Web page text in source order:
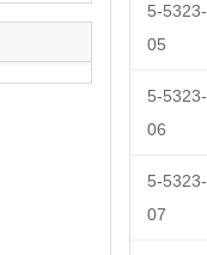
5-5323-
05
5-5323-
06
5-5323-
07